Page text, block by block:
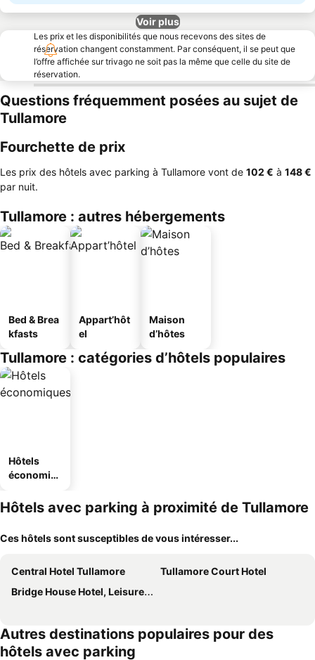
Voir plus
Les prix et les disponibilités que nous recevons des sites de
réservation changent constamment. Par conséquent, il se peut que
l’offre affichée sur trivago ne soit pas la même que celle du site de
réservation.
Questions fréquemment posées au sujet de
Tullamore
Fourchette de prix
Les prix des hôtels avec parking à Tullamore vont de ‎102 € à ‎148 €
par nuit.
Tullamore : autres hébergements
Bed & Brea
kfasts
Appart’hôt
el
Maison
d’hôtes
Tullamore : catégories d’hôtels populaires
Hôtels
économiq
Hôtels avec parking à proximité de Tullamore
Ces hôtels sont susceptibles de vous intéresser...
Central Hotel Tullamore
Tullamore Court Hotel
Bridge House Hotel, Leisure Club & Spa
Autres destinations populaires pour des
hôtels avec parking